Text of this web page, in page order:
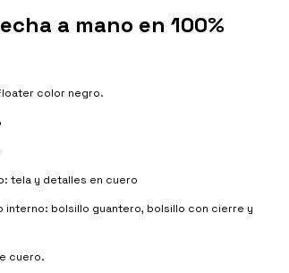
a mano en 100%
color negro.
tela y detalles en cuero
interno: bolsillo guantero, bolsillo con cierre y
cuero.